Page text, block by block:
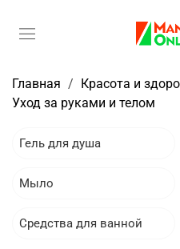
Главная
Красота и
Уход за руками и телом
Гель для душа
Мыло
Средства для ванной